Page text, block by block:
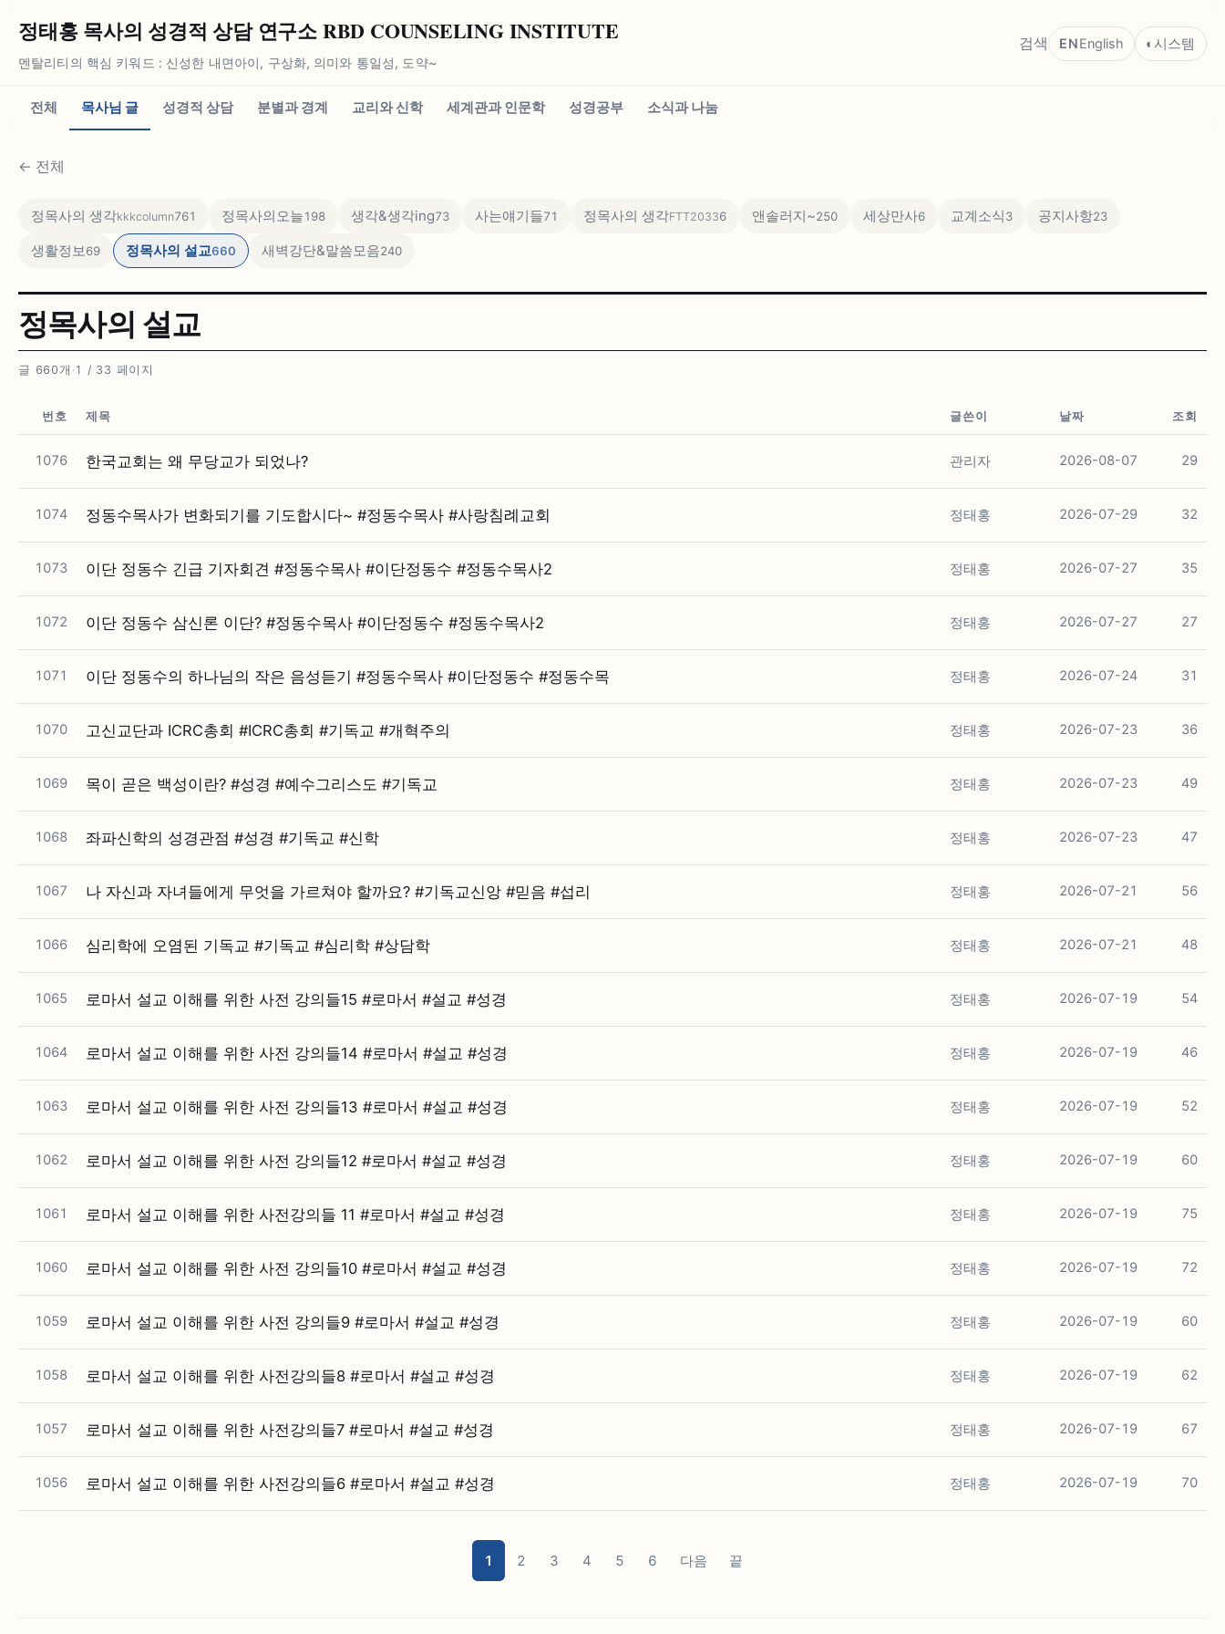
정태홍 목사의 성경적 상담 연구소 RBD COUNSELING INSTITUTE
멘탈리티의 핵심 키워드 : 신성한 내면아이, 구상화, 의미와 통일성, 도약~
검색 ENEnglish ◐ 시스템
전체 목사님 글 성경적 상담 분별과 경계 교리와 신학 세계관과 인문학 성경공부 소식과 나눔
← 전체
정목사의 생각kkkcolumn761 정목사의오늘198 생각&생각ing73 사는얘기들71 정목사의 생각FTT20336 앤솔러지~250 세상만사6 교계소식3 공지사항23
생활정보69 정목사의 설교660 새벽강단&말씀모음240
정목사의 설교
글 660개 · 1 / 33 페이지
번호 제목 글쓴이 날짜 조회
1076 한국교회는 왜 무당교가 되었나? 관리자 2026-08-07 29
1074 정동수목사가 변화되기를 기도합시다~ #⁠정동수목사 #⁠사랑침례교회 정태홍 2026-07-29 32
1073 이단 정동수 긴급 기자회견 #⁠정동수목사 #⁠이단정동수 #⁠정동수목사2 정태홍 2026-07-27 35
1072 이단 정동수 삼신론 이단? #⁠정동수목사 #⁠이단정동수 #⁠정동수목사2 정태홍 2026-07-27 27
1071 이단 정동수의 하나님의 작은 음성듣기 #⁠정동수목사 #⁠이단정동수 #⁠정동수목 정태홍 2026-07-24 31
1070 고신교단과 ICRC총회 #⁠ICRC총회 #⁠기독교 #⁠개혁주의 정태홍 2026-07-23 36
1069 목이 곧은 백성이란? #⁠성경 #⁠예수그리스도 #⁠기독교 정태홍 2026-07-23 49
1068 좌파신학의 성경관점 #⁠성경 #⁠기독교 #⁠신학 정태홍 2026-07-23 47
1067 나 자신과 자녀들에게 무엇을 가르쳐야 할까요? #⁠기독교신앙 #⁠믿음 #⁠섭리 정태홍 2026-07-21 56
1066 심리학에 오염된 기독교 #⁠기독교 #⁠심리학 #⁠상담학 정태홍 2026-07-21 48
1065 로마서 설교 이해를 위한 사전 강의들15 #⁠로마서 #⁠설교 #⁠성경 정태홍 2026-07-19 54
1064 로마서 설교 이해를 위한 사전 강의들14 #⁠로마서 #⁠설교 #⁠성경 정태홍 2026-07-19 46
1063 로마서 설교 이해를 위한 사전 강의들13 #⁠로마서 #⁠설교 #⁠성경 정태홍 2026-07-19 52
1062 로마서 설교 이해를 위한 사전 강의들12 #⁠로마서 #⁠설교 #⁠성경 정태홍 2026-07-19 60
1061 로마서 설교 이해를 위한 사전강의들 11 #⁠로마서 #⁠설교 #⁠성경 정태홍 2026-07-19 75
1060 로마서 설교 이해를 위한 사전 강의들10 #⁠로마서 #⁠설교 #⁠성경 정태홍 2026-07-19 72
1059 로마서 설교 이해를 위한 사전 강의들9 #⁠로마서 #⁠설교 #⁠성경 정태홍 2026-07-19 60
1058 로마서 설교 이해를 위한 사전강의들8 #⁠로마서 #⁠설교 #⁠성경 정태홍 2026-07-19 62
1057 로마서 설교 이해를 위한 사전강의들7 #⁠로마서 #⁠설교 #⁠성경 정태홍 2026-07-19 67
1056 로마서 설교 이해를 위한 사전강의들6 #⁠로마서 #⁠설교 #⁠성경 정태홍 2026-07-19 70
1 2 3 4 5 6 다음 끝